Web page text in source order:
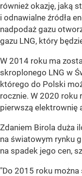
również okazję, jaką
i odnawialne źródła
nadpodaż gazu
gazu LNG, który
W 2014 roku ma
skroplonego LNG w
którego do Polski
rocznie. W 2020 roku
pierwszą elektrownię
Zdaniem Birola duża
na światowym rynku
na spadek jego cen,
"Do 2015 roku